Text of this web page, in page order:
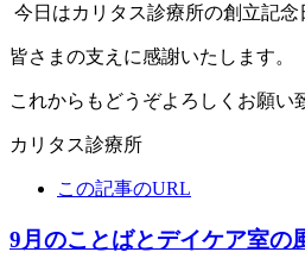
今日はカリタス診療所の創立記念
皆さまの支えに感謝いたします。
これからもどうぞよろしくお願い
カリタス診療所
この記事のURL
9月のことばとデイケア室の